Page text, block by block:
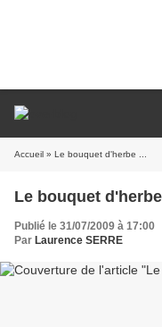
Accueil » Le bouquet d'herbe ...
Le bouquet
Publié le 31/07/2009 à 17:00
Par Laurence SERRE